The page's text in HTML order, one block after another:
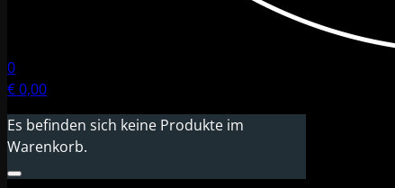
0
€0,00
Es befinden sich keine Produkte im
Warenkorb.